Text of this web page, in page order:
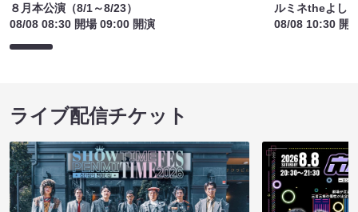
８月本公演（8/1～8/23）
08/08 08:30 開場 09:00 開演
ルミネtheよし
08/08 10:30 開
ライブ配信チケット